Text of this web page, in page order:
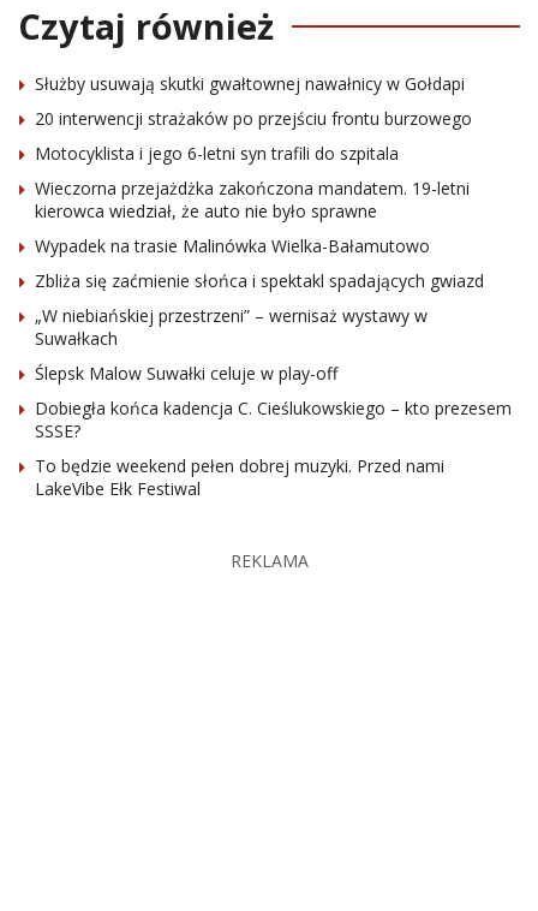
Czytaj również
Służby usuwają skutki gwałtownej nawałnicy w Gołdapi
20 interwencji strażaków po przejściu frontu burzowego
Motocyklista i jego 6-letni syn trafili do szpitala
Wieczorna przejażdżka zakończona mandatem. 19-letni
kierowca wiedział, że auto nie było sprawne
Wypadek na trasie Malinówka Wielka-Bałamutowo
Zbliża się zaćmienie słońca i spektakl spadających gwiazd
„W niebiańskiej przestrzeni” – wernisaż wystawy w
Suwałkach
Ślepsk Malow Suwałki celuje w play-off
Dobiegła końca kadencja C. Cieślukowskiego – kto prezesem
SSSE?
To będzie weekend pełen dobrej muzyki. Przed nami
LakeVibe Ełk Festiwal
REKLAMA